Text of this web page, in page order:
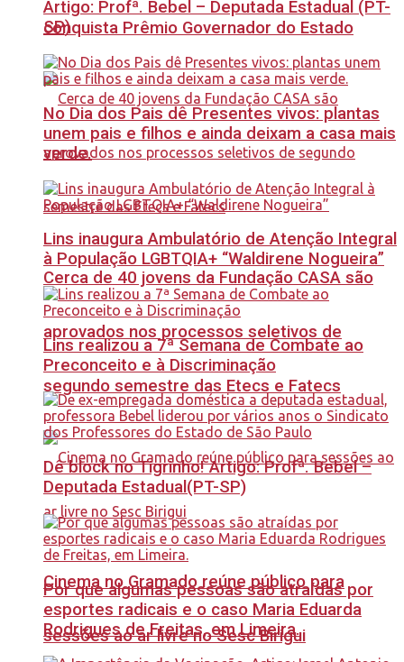
conquista Prêmio Governador do Estado
Cerca de 40 jovens da Fundação CASA são
aprovados nos processos seletivos de
segundo semestre das Etecs e Fatecs
Cinema no Gramado reúne público para
sessões ao ar livre no Sesc Birigui
Artigo: Profª. Bebel – Deputada Estadual (PT-
SP)
No Dia dos Pais dê Presentes vivos: plantas
unem pais e filhos e ainda deixam a casa mais
verde.
Lins inaugura Ambulatório de Atenção Integral
à População LGBTQIA+ “Waldirene Nogueira”
Lins realizou a 7ª Semana de Combate ao
Preconceito e à Discriminação
Dê block no Tigrinho! Artigo: Profª. Bebel –
Deputada Estadual(PT-SP)
Por que algumas pessoas são atraídas por
esportes radicais e o caso Maria Eduarda
Rodrigues de Freitas, em Limeira.